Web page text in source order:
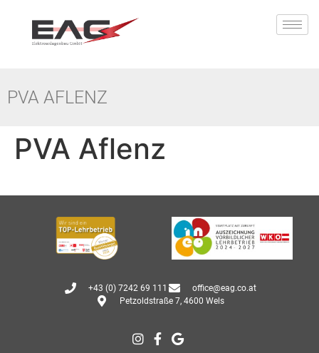
PVA AFLENZ
PVA Aflenz
+43 (0) 7242 69 111
office@eag.co.at
Petzoldstraße 7, 4600 Wels